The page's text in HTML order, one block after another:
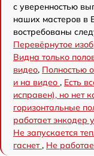
с уверенностью
наших мастеров в
востребованы
Перевёрнутое
Видна только
видео, Полностью
и на видео , Есть
исправен), но нет
горизонтальные
работает энкодер
Не запускается
гаснет , Не